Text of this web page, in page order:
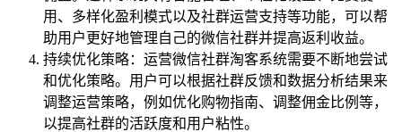
用、多样化盈利模式以及社群运营支持等功能，可以帮
助用户更好地管理自己的微信社群并提高返利收益。
持续优化策略：运营微信社群淘客系统需要不断地尝试
和优化策略。用户可以根据社群反馈和数据分析结果来
调整运营策略，例如优化购物指南、调整佣金比例等，
以提高社群的活跃度和用户粘性。